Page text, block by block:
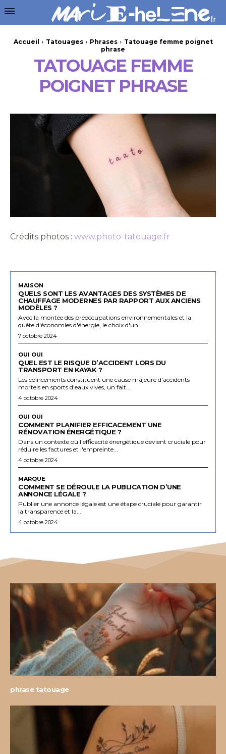
Accueil Tatouages Phrases
Tatouage femme poignet
phrase
TATOUAGE FEMME
POIGNET PHRASE
Crédits photos : www.photo-tatouage.fr
MAISON
QUELS SONT LES AVANTAGES DES SYSTÈMES DE
CHAUFFAGE MODERNES PAR RAPPORT AUX ANCIENS
MODÈLES ?
Avec la montée des préoccupations environnementales et la
quête d'économies d'énergie, le choix d'un...
7 octobre 2024
OUI OUI
QUEL EST LE RISQUE D’ACCIDENT LORS DU
TRANSPORT EN KAYAK ?
Les coincements constituent une cause majeure d'accidents
mortels en sports d'eaux vives, un fait...
4 octobre 2024
OUI OUI
COMMENT PLANIFIER EFFICACEMENT UNE
RÉNOVATION ÉNERGÉTIQUE ?
Dans un contexte où l'efficacité énergétique devient cruciale pour
réduire les factures et l'empreinte...
4 octobre 2024
MARQUE
COMMENT SE DÉROULE LA PUBLICATION D’UNE
ANNONCE LÉGALE ?
Publier une annonce légale est une étape cruciale pour garantir
la transparence et la...
4 octobre 2024
phrase tatouage